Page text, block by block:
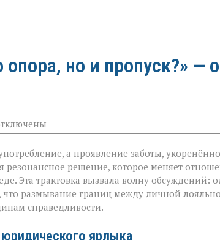
но и пропуск?» —
— о
а проявление заботы,
резонансное решение, которое меняет
Эта трактовка вызвала волну обсуждений:
что размывание границ между личной
справедливости.
ярлыка